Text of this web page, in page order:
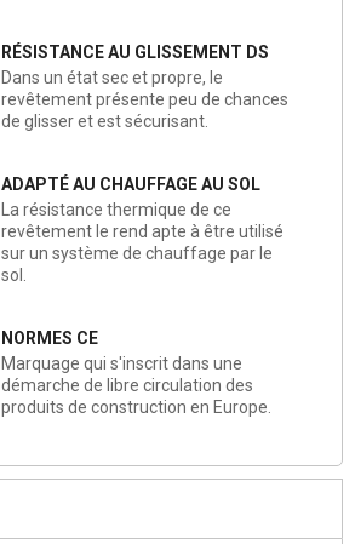
RÉSISTANCE AU GLISSEMENT DS
Dans un état sec et propre, le
revêtement présente peu de chances
de glisser et est sécurisant.
ADAPTÉ AU CHAUFFAGE AU SOL
La résistance thermique de ce
revêtement le rend apte à être utilisé
sur un système de chauffage par le
sol.
NORMES CE
Marquage qui s'inscrit dans une
démarche de libre circulation des
produits de construction en Europe.